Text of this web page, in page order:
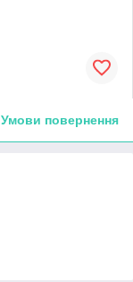
Умови повернення